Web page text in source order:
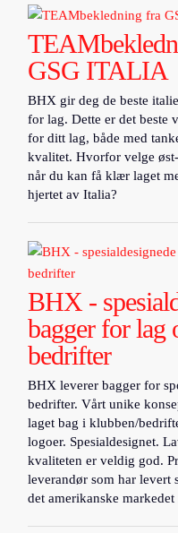
GSG ITALIA
BHX gir deg de beste
for lag. Dette er det beste
for ditt lag, både med
kvalitet. Hvorfor velge
når du kan få klær laget
hjertet av Italia?
BHX -
bagger for lag
bedrifter
BHX leverer bagger for
bedrifter. Vårt unike
laget bag i klubben/
logoer. Spesialdesignet.
kvaliteten er veldig god.
leverandør som har levert
det amerikanske markedet